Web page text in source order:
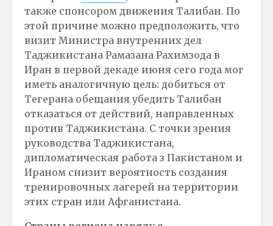
также спонсором движения Талибан. По
этой причине можно предположить, что
визит Министра внутренних дел
Таджикистана Рамазана Рахимзода в
Иран в первой декаде июня сего года мог
иметь аналогичную цель: добиться от
Тегерана обещания убедить Талибан
отказаться от действий, направленных
против Таджикистана. С точки зрения
руководства Таджикистана,
дипломатическая работа з Пакистаном и
Ираном снизит вероятность создания
тренировочных лагерей на территории
этих стран или Афганистана.